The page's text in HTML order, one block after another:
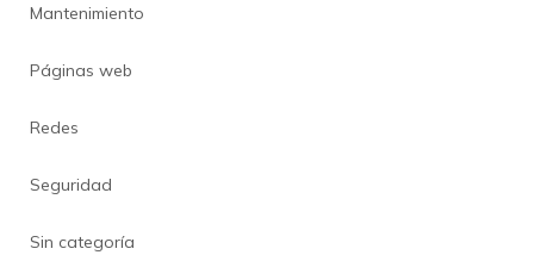
Mantenimiento
Páginas web
Redes
Seguridad
Sin categoría